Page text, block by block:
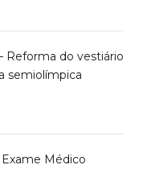
Reforma do vestiário
semiolímpica
Médico